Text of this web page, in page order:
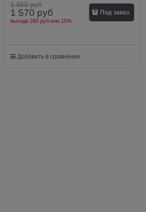
1 850 руб
1 570 руб
выгода 280 рубили 15%
Под заказ
Добавить в сравнение